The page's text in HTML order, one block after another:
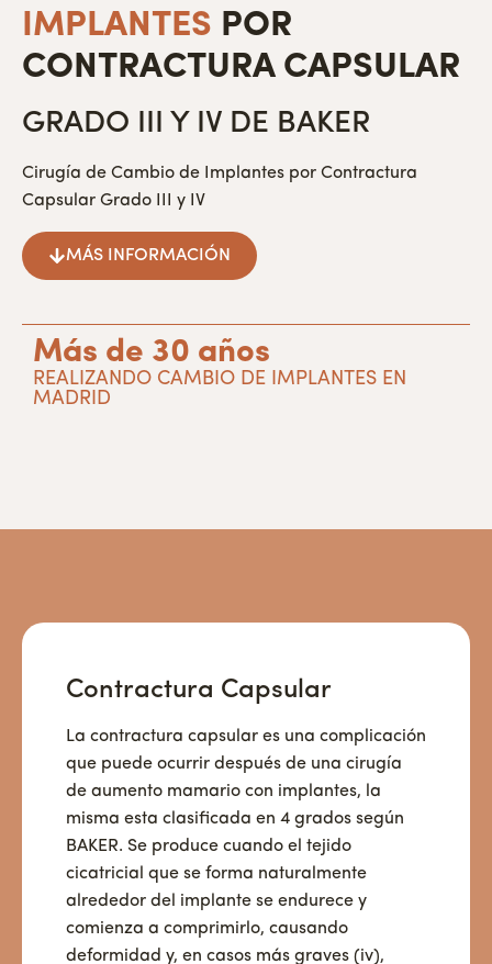
IMPLANTES POR
CONTRACTURA CAPSULAR
GRADO III Y IV DE BAKER
Cirugía de Cambio de Implantes por Contractura
Capsular Grado III y IV
MÁS INFORMACIÓN
Más de 30 años
REALIZANDO CAMBIO DE IMPLANTES EN
MADRID
Contractura Capsular
La contractura capsular es una complicación
que puede ocurrir después de una cirugía
de aumento mamario con implantes, la
misma esta clasificada en 4 grados según
BAKER. Se produce cuando el tejido
cicatricial que se forma naturalmente
alrededor del implante se endurece y
comienza a comprimirlo, causando
deformidad y, en casos más graves (iv),